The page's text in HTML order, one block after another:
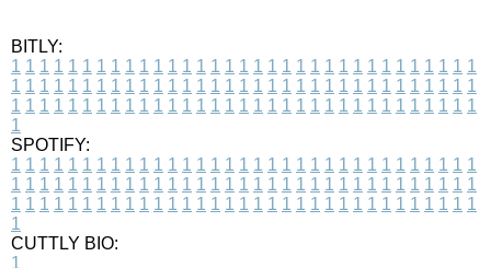
BITLY:
1 1 1 1 1 1 1 1 1 1 1 1 1 1 1 1 1 1 1 1 1 1 1 1 1 1 1 1 1 1 1 1 1
1 1 1 1 1 1 1 1 1 1 1 1 1 1 1 1 1 1 1 1 1 1 1 1 1 1 1 1 1 1 1 1 1
1 1 1 1 1 1 1 1 1 1 1 1 1 1 1 1 1 1 1 1 1 1 1 1 1 1 1 1 1 1 1 1 1
1
SPOTIFY:
1 1 1 1 1 1 1 1 1 1 1 1 1 1 1 1 1 1 1 1 1 1 1 1 1 1 1 1 1 1 1 1 1
1 1 1 1 1 1 1 1 1 1 1 1 1 1 1 1 1 1 1 1 1 1 1 1 1 1 1 1 1 1 1 1 1
1 1 1 1 1 1 1 1 1 1 1 1 1 1 1 1 1 1 1 1 1 1 1 1 1 1 1 1 1 1 1 1 1
1
CUTTLY BIO:
1